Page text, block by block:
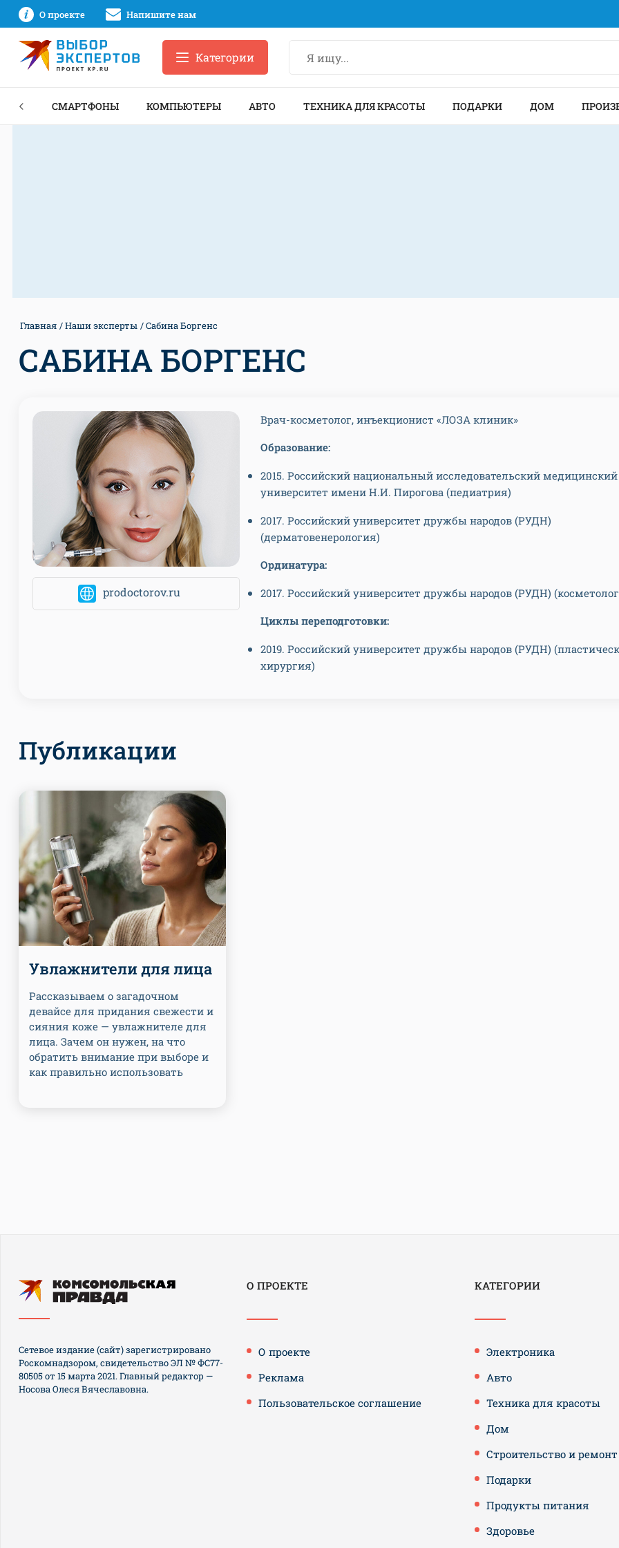
О проекте Напишите нам
Категории
СМАРТФОНЫ КОМПЬЮТЕРЫ АВТО ТЕХНИКА ДЛЯ КРАСОТЫ ПОДАРКИ ДОМ
Главная Наши эксперты Сабина Боргенс
САБИНА БОРГЕНС
prodoctorov.ru
Врач-косметолог, инъекционист «ЛОЗА клиник»
Образование:
2015. Российский национальный исследовательский медицинский
университет имени Н.И. Пирогова (педиатрия)
2017. Российский университет дружбы народов (РУДН)
(дерматовенерология)
Ординатура:
2017. Российский университет дружбы народов (РУДН)
Циклы переподготовки:
2019. Российский университет дружбы народов (РУДН)
хирургия)
Публикации
Увлажнители для лица
Рассказываем о загадочном
девайсе для придания свежести и
сияния коже — увлажнителе для
лица. Зачем он нужен, на что
обратить внимание при выборе и
как правильно использовать
О ПРОЕКТЕ
О проекте
Реклама
Пользовательское соглашение
КАТЕГОРИИ
Электроника
Авто
Техника для красоты
Дом
Строительство и ремонт
Подарки
Продукты питания
Здоровье
Сетевое издание (сайт) зарегистрировано
Роскомнадзором, свидетельство ЭЛ № ФС77-
80505 от 15 марта 2021. Главный редактор —
Носова Олеся Вячеславовна.